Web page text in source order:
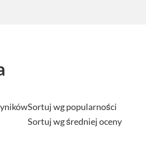
Sortuj wg popularności
Sortuj wg średniej oceny